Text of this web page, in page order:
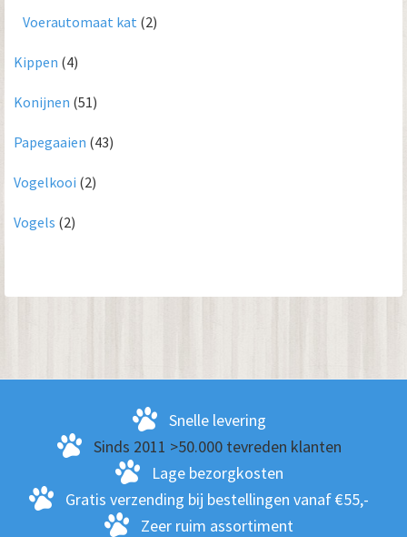
Voerautomaat kat (2)
Kippen (4)
Konijnen (51)
Papegaaien (43)
Vogelkooi (2)
Vogels (2)
Snelle levering
Sinds 2011 >50.000 tevreden klanten
Lage bezorgkosten
Gratis verzending bij bestellingen vanaf €55,-
Zeer ruim assortiment